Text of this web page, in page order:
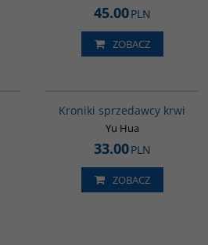
45.00PLN
ZOBACZ
Kroniki sprzedawcy krwi
Yu Hua
33.00PLN
ZOBACZ